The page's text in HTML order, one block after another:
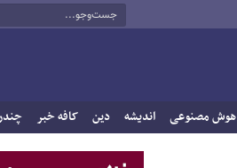
هوش مصنوعی اندیشه دین کافه خبر